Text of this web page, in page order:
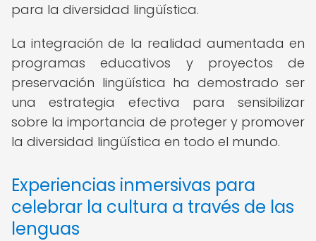
para la diversidad lingüística.
La integración de la realidad aumentada en
programas educativos y proyectos de
preservación lingüística ha demostrado ser
una estrategia efectiva para sensibilizar
sobre la importancia de proteger y promover
la diversidad lingüística en todo el mundo.
Experiencias inmersivas para
celebrar la cultura a través de las
lenguas